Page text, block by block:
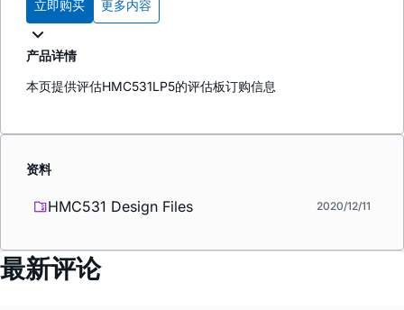
立即购买 更多内容
产品详情
本页提供评估HMC531LP5的评估板订购信息
资料
HMC531 Design Files 2020/12/11
最新评论